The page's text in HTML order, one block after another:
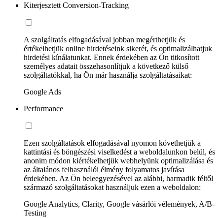
Kiterjesztett Conversion-Tracking
A szolgáltatás elfogadásával jobban megérthetjük és
értékelhetjük online hirdetéseink sikerét, és optimalizálhatjuk
hirdetési kínálatunkat. Ennek érdekében az Ön titkosított
személyes adatait összehasonlítjuk a következő külső
szolgáltatókkal, ha Ön már használja szolgáltatásaikat:
Google Ads
Performance
Ezen szolgáltatások elfogadásával nyomon követhetjük a
kattintási és böngészési viselkedést a weboldalunkon belül, és
anonim módon kiértékelhetjük webhelyünk optimalizálása és
az általános felhasználói élmény folyamatos javítása
érdekében. Az Ön beleegyezésével az alábbi, harmadik féltől
származó szolgáltatásokat használjuk ezen a weboldalon:
Google Analytics, Clarity, Google vásárlói vélemények, A/B-
Testing